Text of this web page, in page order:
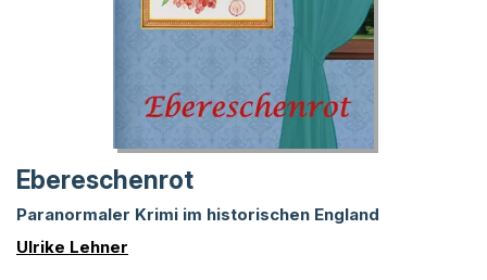
Ebereschenrot
Paranormaler Krimi im historischen England
Ulrike Lehner